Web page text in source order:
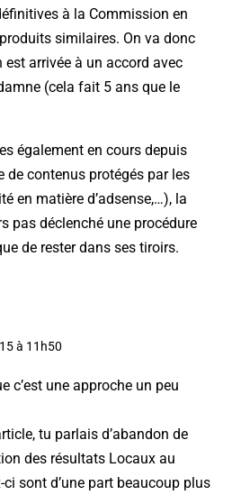
à la Commission en
similaires. On va donc
arrivée à un accord avec
(cela fait 5 ans que le
également en cours depuis
de contenus protégés par les
en matière d’adsense,…), la
pas déclenché une procédure
de rester dans ses tiroirs.
à 11h50
c’est une approche un peu
tu parlais d’abandon de
des résultats Locaux au
sont d’une part beaucoup plus